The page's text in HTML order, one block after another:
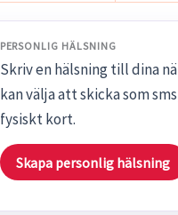
PERSONLIG HÄLSNING
Skriv en hälsning till dina
kan välja att skicka som
fysiskt kort.
Skapa personlig hälsning